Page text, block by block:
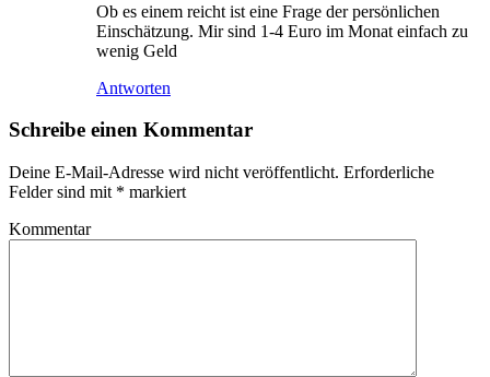
Ob es einem reicht ist eine Frage der persönlichen
Einschätzung. Mir sind 1-4 Euro im Monat einfach zu
wenig Geld
Antworten
Schreibe einen Kommentar
Deine E-Mail-Adresse wird nicht veröffentlicht. Erforderliche
Felder sind mit * markiert
Kommentar